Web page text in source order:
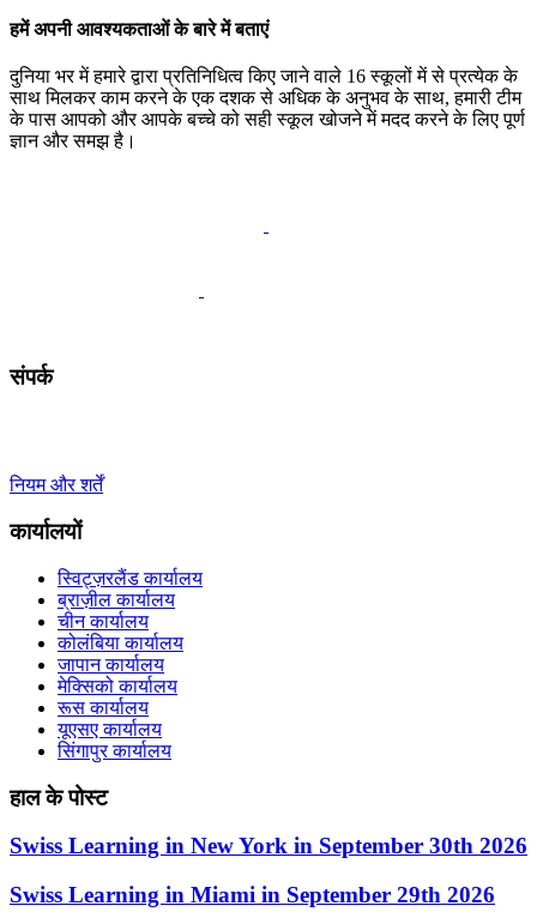
हमें अपनी आवश्यकताओं के बारे में बताएं
दुनिया भर में हमारे द्वारा प्रतिनिधित्व किए जाने वाले 16 स्कूलों में से प्रत्येक के
साथ मिलकर काम करने के एक दशक से अधिक के अनुभव के साथ, हमारी टीम
के पास आपको और आपके बच्चे को सही स्कूल खोजने में मदद करने के लिए पूर्ण
ज्ञान और समझ है।
संपर्क
नियम और शर्तें
कार्यालयों
स्विट्ज़रलैंड कार्यालय
ब्राज़ील कार्यालय
चीन कार्यालय
कोलंबिया कार्यालय
जापान कार्यालय
मेक्सिको कार्यालय
रूस कार्यालय
यूएसए कार्यालय
सिंगापुर कार्यालय
हाल के पोस्ट
Swiss Learning in New York in September 30th 2026
Swiss Learning in Miami in September 29th 2026